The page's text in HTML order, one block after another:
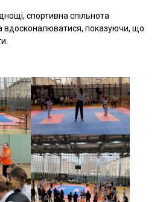
спортивна спільнота
вдосконалюватися, показуючи, що